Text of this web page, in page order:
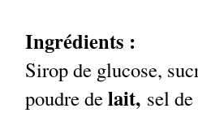
Ingrédients :
Sirop de glucose,
poudre delait, sel